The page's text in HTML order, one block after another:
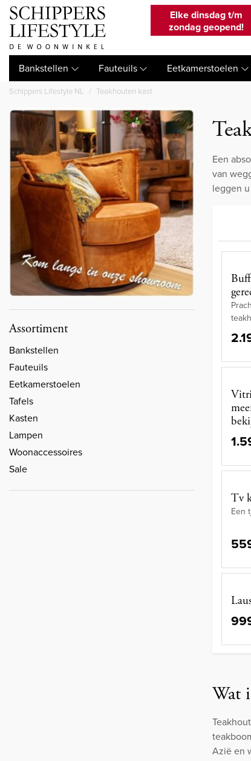
Elke dinsdag t/m
zondag geopend!
Bankstellen Fauteuils Eetkamerstoelen
Schippers Lifestyle NL Teakhouten kast
Assortiment
Bankstellen
Fauteuils
Eetkamerstoelen
Tafels
Kasten
Lampen
Woonaccessoires
Sale
Een
van
leggen
Tv
Een
Wat
Azië en